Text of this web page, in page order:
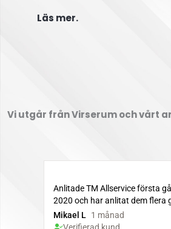
Läs mer.
Vi utgår från Virserum och vårt